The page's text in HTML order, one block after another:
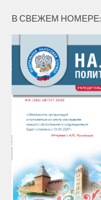
В СВЕЖЕМ НОМЕРЕ: